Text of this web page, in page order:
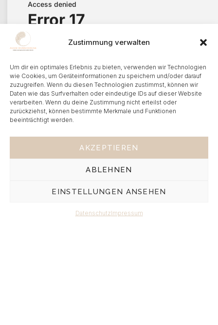
Zustimmung verwalten
Um dir ein optimales Erlebnis zu bieten, verwenden wir Technologien
wie Cookies, um Geräteinformationen zu speichern und/oder darauf
zuzugreifen. Wenn du diesen Technologien zustimmst, können wir
Daten wie das Surfverhalten oder eindeutige IDs auf dieser Website
verarbeiten. Wenn du deine Zustimmung nicht erteilst oder
zurückziehst, können bestimmte Merkmale und Funktionen
beeinträchtigt werden.
AKZEPTIEREN
ABLEHNEN
EINSTELLUNGEN ANSEHEN
DatenschutzImpressum
Frohnhauser Strasse 232, 45144 Essen